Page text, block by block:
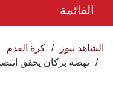
القائمة
الشاهد نيوز
كرة القدم
نهضة بركان يحقق